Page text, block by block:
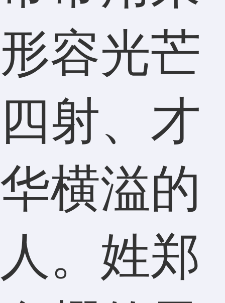
形容光芒
四射、才
华横溢的
人。姓郑